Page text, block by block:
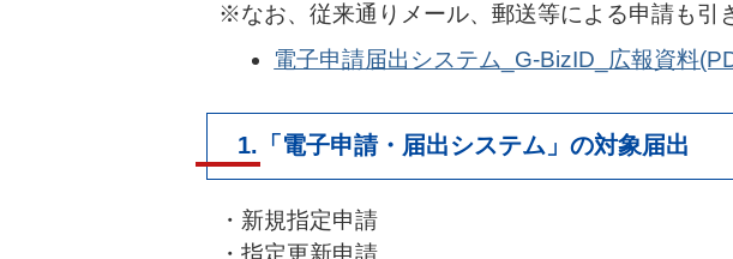
※なお、従来通りメール、郵送等による申請も引
電子申請届出システム_G-BizID_広報資料
1.「電子申請・届出システム」の対象届出
・新規指定申請
・指定更新申請